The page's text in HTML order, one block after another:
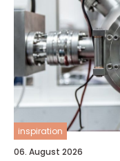
inspiration
06. August 2026